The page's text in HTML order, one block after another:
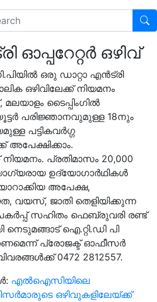
(28/01/2023)
ഓപ്പറേറ്റർ ഒഴിവ്
ഒരു ഡാറ്റാ എൻട്രി
ഒഴിവിലേക്ക് നിയമനം
ടൈപ്പിംഗിൽ
പരിജ്ഞാനവുമുള്ള 18നും
പട്ടികവർഗ്ഗ
അപേക്ഷിക്കാം.
പ്രതിമാസം 20,000
ഉദ്യോഗാർഥികൾ
അപേക്ഷ,
വയസ്, ജാതി തെളിയിക്കുന്ന
പകർപ്പ് സഹിതം ഫെബ്രുവരി രണ്ട്
ഐ.റ്റി.ഡി പി
പ്രോജക്ട് ഓഫീസർ
0472 2812557.
എൽഐസിയിലെ
ഒഴിവുകളിലേയ്ക്ക്